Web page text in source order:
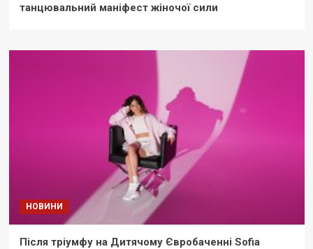
танцювальний маніфест жіночої сили
НОВИНИ
Після тріумфу на Дитячому Євробаченні Sofia